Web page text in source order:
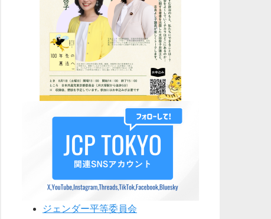
ジェンダー平等委員会